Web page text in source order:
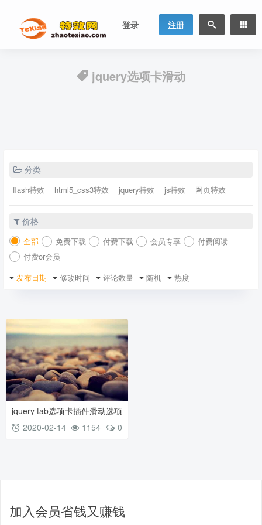
登录 注册
jquery选项卡滑动
分类
flash特效 html5_css3特效 jquery特效 js特效 网页特效
价格
全部 免费下载 付费下载 会员专享
付费阅读
付费or会员
发布日期
修改时间 评论数量 随机 热度
jquery tab选项卡插件滑动选项
2020-02-14 0
1154
加入会员省钱又赚钱